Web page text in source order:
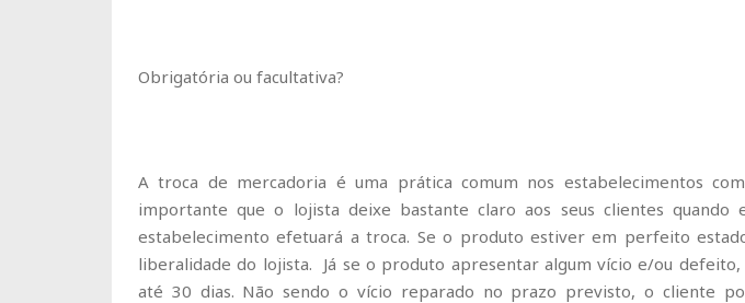
Obrigatória ou facultativa?
A troca de mercadoria é uma prática comum nos estabelecimentos
importante que o lojista deixe bastante claro aos seus clientes quando
estabelecimento efetuará a troca. Se o produto estiver em perfeito
liberalidade do lojista. Já se o produto apresentar algum vício e/ou defeito,
até 30 dias. Não sendo o vício reparado no prazo previsto, o cliente